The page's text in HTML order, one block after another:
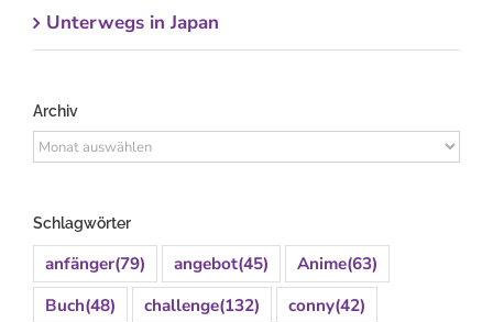
Unterwegs in Japan
Archiv
Archiv
Schlagwörter
anfänger(79) angebot(45) Anime(63)
Buch(48) challenge(132) conny(42)